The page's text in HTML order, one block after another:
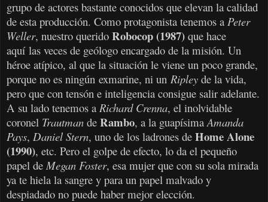
grupo de actores bastante conocidos que elevan la calidad
de esta producción. Como protagonista tenemos a Peter
Weller, nuestro querido Robocop (1987) que hace
aquí las veces de geólogo encargado de la misión. Un
héroe atípico, al que la situación le viene un poco grande,
porque no es ningún exmarine, ni un Ripley de la vida,
pero que con tensón e inteligencia consigue salir adelante.
A su lado tenemos a Richard Crenna, el inolvidable
coronel Trautman de Rambo, a la guapísima Amanda
Pays, Daniel Stern, uno de los ladrones de Home Alone
(1990), etc. Pero el golpe de efecto, lo da el pequeño
papel de Megan Foster, esa mujer que con su sola mirada
ya te hiela la sangre y para un papel malvado y
despiadado no puede haber mejor elección.